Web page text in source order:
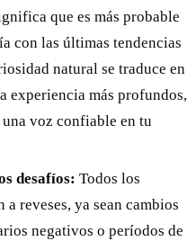
que es más probable
con las últimas tendencias
natural se traduce en
experiencia más profundos,
voz confiable en tu
desafíos: Todos los
a reveses, ya sean cambios
negativos o períodos de